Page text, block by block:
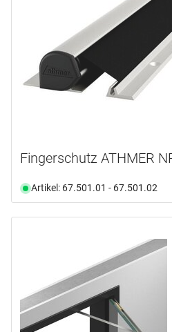
Fingerschutz ATHMER
Artikel: 67.501.01 - 67.501.02